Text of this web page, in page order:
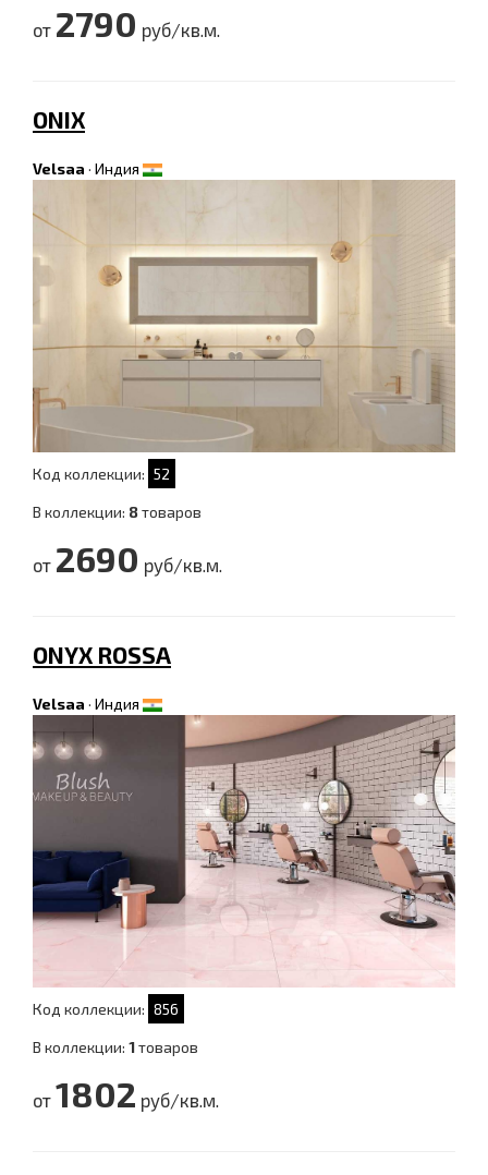
от 2790 руб/кв.м.
ONIX
Velsaa · Индия
Код коллекции: 52
В коллекции: 8товаров
от 2690 руб/кв.м.
ONYX ROSSA
Velsaa · Индия
Код коллекции: 856
В коллекции: 1товаров
от 1802 руб/кв.м.